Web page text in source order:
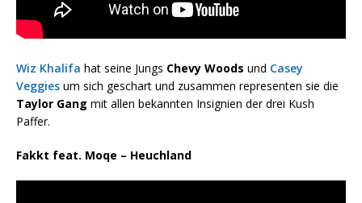
Wiz Khalifa hat seine Jungs Chevy Woods und Casey
Veggies um sich geschart und zusammen representen sie die
Taylor Gang mit allen bekannten Insignien der drei Kush
Paffer.
Fakkt feat. Moqe – Heuchland